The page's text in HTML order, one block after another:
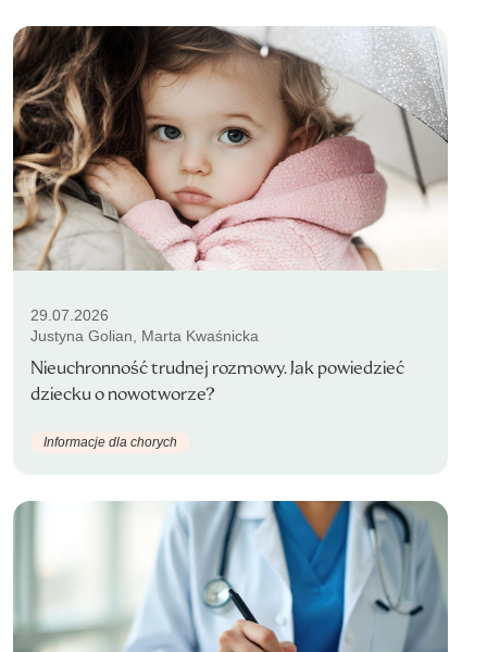
29.07.2026
Justyna Golian, Marta Kwaśnicka
Nieuchronność trudnej rozmowy. Jak powiedzieć
dziecku o nowotworze?
Informacje dla chorych